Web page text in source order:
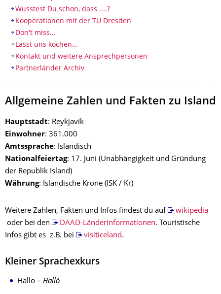
Wusstest Du schon, dass ....?
Kooperationen mit der TU Dresden
Don't miss...
Lasst uns kochen...
Kontakt und weitere Ansprechpersonen
Partnerländer Archiv
Allgemeine Zahlen und Fakten zu Island
Hauptstadt: Reykjavík
Einwohner: 361.000
Amtssprache: Isländisch
Nationalfeiertag: 17. Juni (Unabhängigkeit und Gründung
der Republik Island)
Währung: Isländische Krone (ISK / Kr)
Weitere Zahlen, Fakten und Infos findest du auf
wikipedia
oder bei den
DAAD-Länderinformationen. Touristische
Infos gibt es z.B. bei
visiticeland.
Kleiner Sprachexkurs
Hallo – Halló